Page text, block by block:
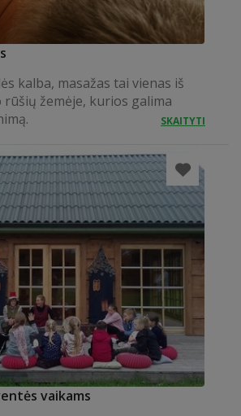
kalba, masažas tai vienas iš
žemėje, kurios galima
SKAITYTI
vaikams